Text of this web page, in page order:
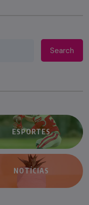
Search
ESPORTES
NOTÍCIAS